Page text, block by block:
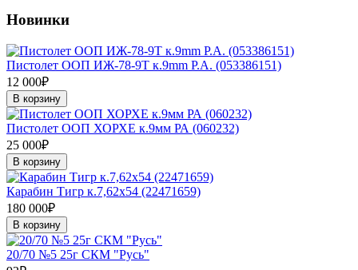
Новинки
Пистолет ООП ИЖ-78-9Т к.9mm P.A. (053386151)
12 000₽
В корзину
Пистолет ООП ХОРХЕ к.9мм РА (060232)
25 000₽
В корзину
Карабин Тигр к.7,62х54 (22471659)
180 000₽
В корзину
20/70 №5 25г СКМ "Русь"